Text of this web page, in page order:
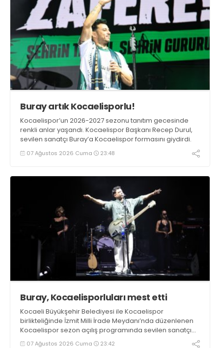
Buray artık Kocaelisporlu!
Kocaelispor’un 2026-2027 sezonu tanıtım gecesinde
renkli anlar yaşandı. Kocaelispor Başkanı Recep Durul,
sevilen sanatçı Buray’a Kocaelispor formasını giydirdi.
07 Ağustos 2026 Cuma 23:48
Buray, Kocaelisporluları mest etti
Kocaeli Büyükşehir Belediyesi ile Kocaelispor
birlikteliğinde İzmit Milli İrade Meydanı’nda düzenlenen
Kocaelispor sezon açılış programında sevilen sanatçı
Buray, verdiği konserle meydanı inletti.
07 Ağustos 2026 Cuma 23:42